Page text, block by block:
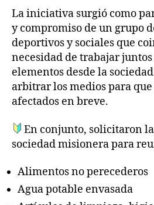
La iniciativa surgió como
y compromiso de un grupo
deportivos y sociales que
necesidad de trabajar
elementos desde la
arbitrar los medios para
afectados en breve.
En conjunto, solicitaron
sociedad misionera para
Alimentos no perecederos
Agua potable envasada